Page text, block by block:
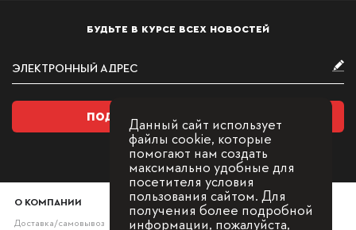
БУДЬТЕ В КУРСЕ ВСЕХ НОВОСТЕЙ
ПОДПИСАТЬСЯ НА РАССЫЛКУ
О КОМПАНИИ
Доставка/самовывоз
Данный сайт использует
файлы cookie, которые
помогают нам создать
максимально удобные для
посетителя условия
пользования сайтом. Для
получения более подробной
информации, пожалуйста,